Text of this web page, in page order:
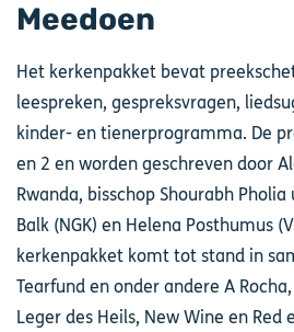
Meedoen
Het kerkenpakket bevat
leespreken, gespreksvragen,
kinder- en tienerprogramma. De
en 2 en worden geschreven door
Rwanda, bisschop Shourabh
Balk (NGK) en Helena Posthumus
kerkenpakket komt tot stand in
Tearfund en onder andere A
Leger des Heils, New Wine en Red